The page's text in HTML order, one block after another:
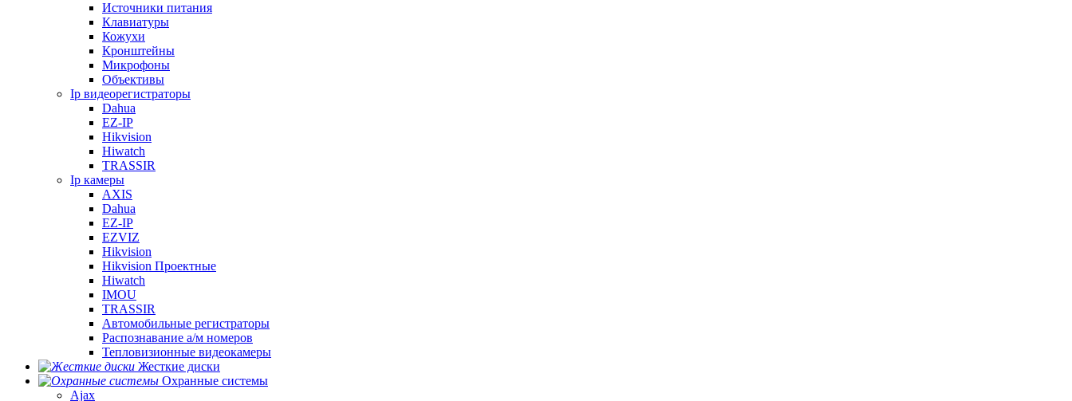
Источники питания
Клавиатуры
Кожухи
Кронштейны
Микрофоны
Объективы
Ip видеорегистраторы
Dahua
EZ-IP
Hikvision
Hiwatch
TRASSIR
Ip камеры
AXIS
Dahua
EZ-IP
EZVIZ
Hikvision
Hikvision Проектные
Hiwatch
IMOU
TRASSIR
Автомобильные регистраторы
Распознавание а/м номеров
Тепловизионные видеокамеры
Жесткие диски
Охранные системы
Ajax